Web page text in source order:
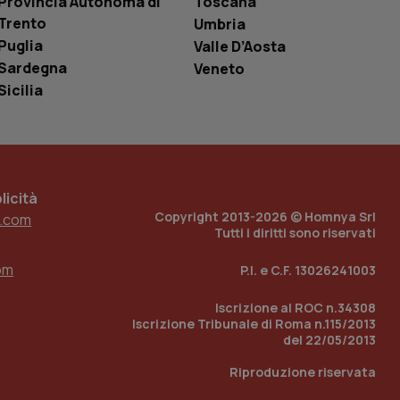
Umbria
Valle D’Aosta
Veneto
Copyright 2013-2026 © Homnya Srl
Tutti i diritti sono riservati
P.I. e C.F. 13026241003
Iscrizione al ROC n.34308
Iscrizione Tribunale di Roma n.115/2013
del 22/05/2013
Riproduzione riservata
per mantenere
incorporati
del sito web sta
di
tenere traccia
incorporati
del sito web sta
tenere traccia
dell’esperienza
per abilitare il
con identity